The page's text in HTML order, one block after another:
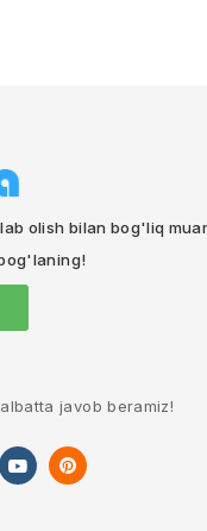
olish bilan bog'liq
javob beramiz!